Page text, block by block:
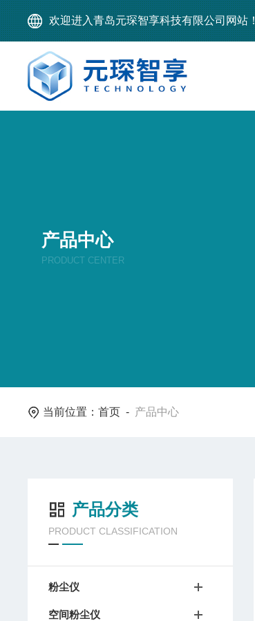
欢迎进入青岛元琛智享科技有限公司网站！
产品中心
PRODUCT CENTER
当前位置：首页 - 产品中心
产品分类
PRODUCT CLASSIFICATION
粉尘仪
空间粉尘仪